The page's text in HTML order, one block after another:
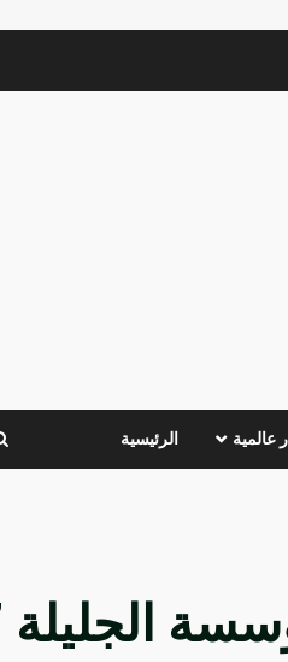
عالمية الرئيسية
الجليلة